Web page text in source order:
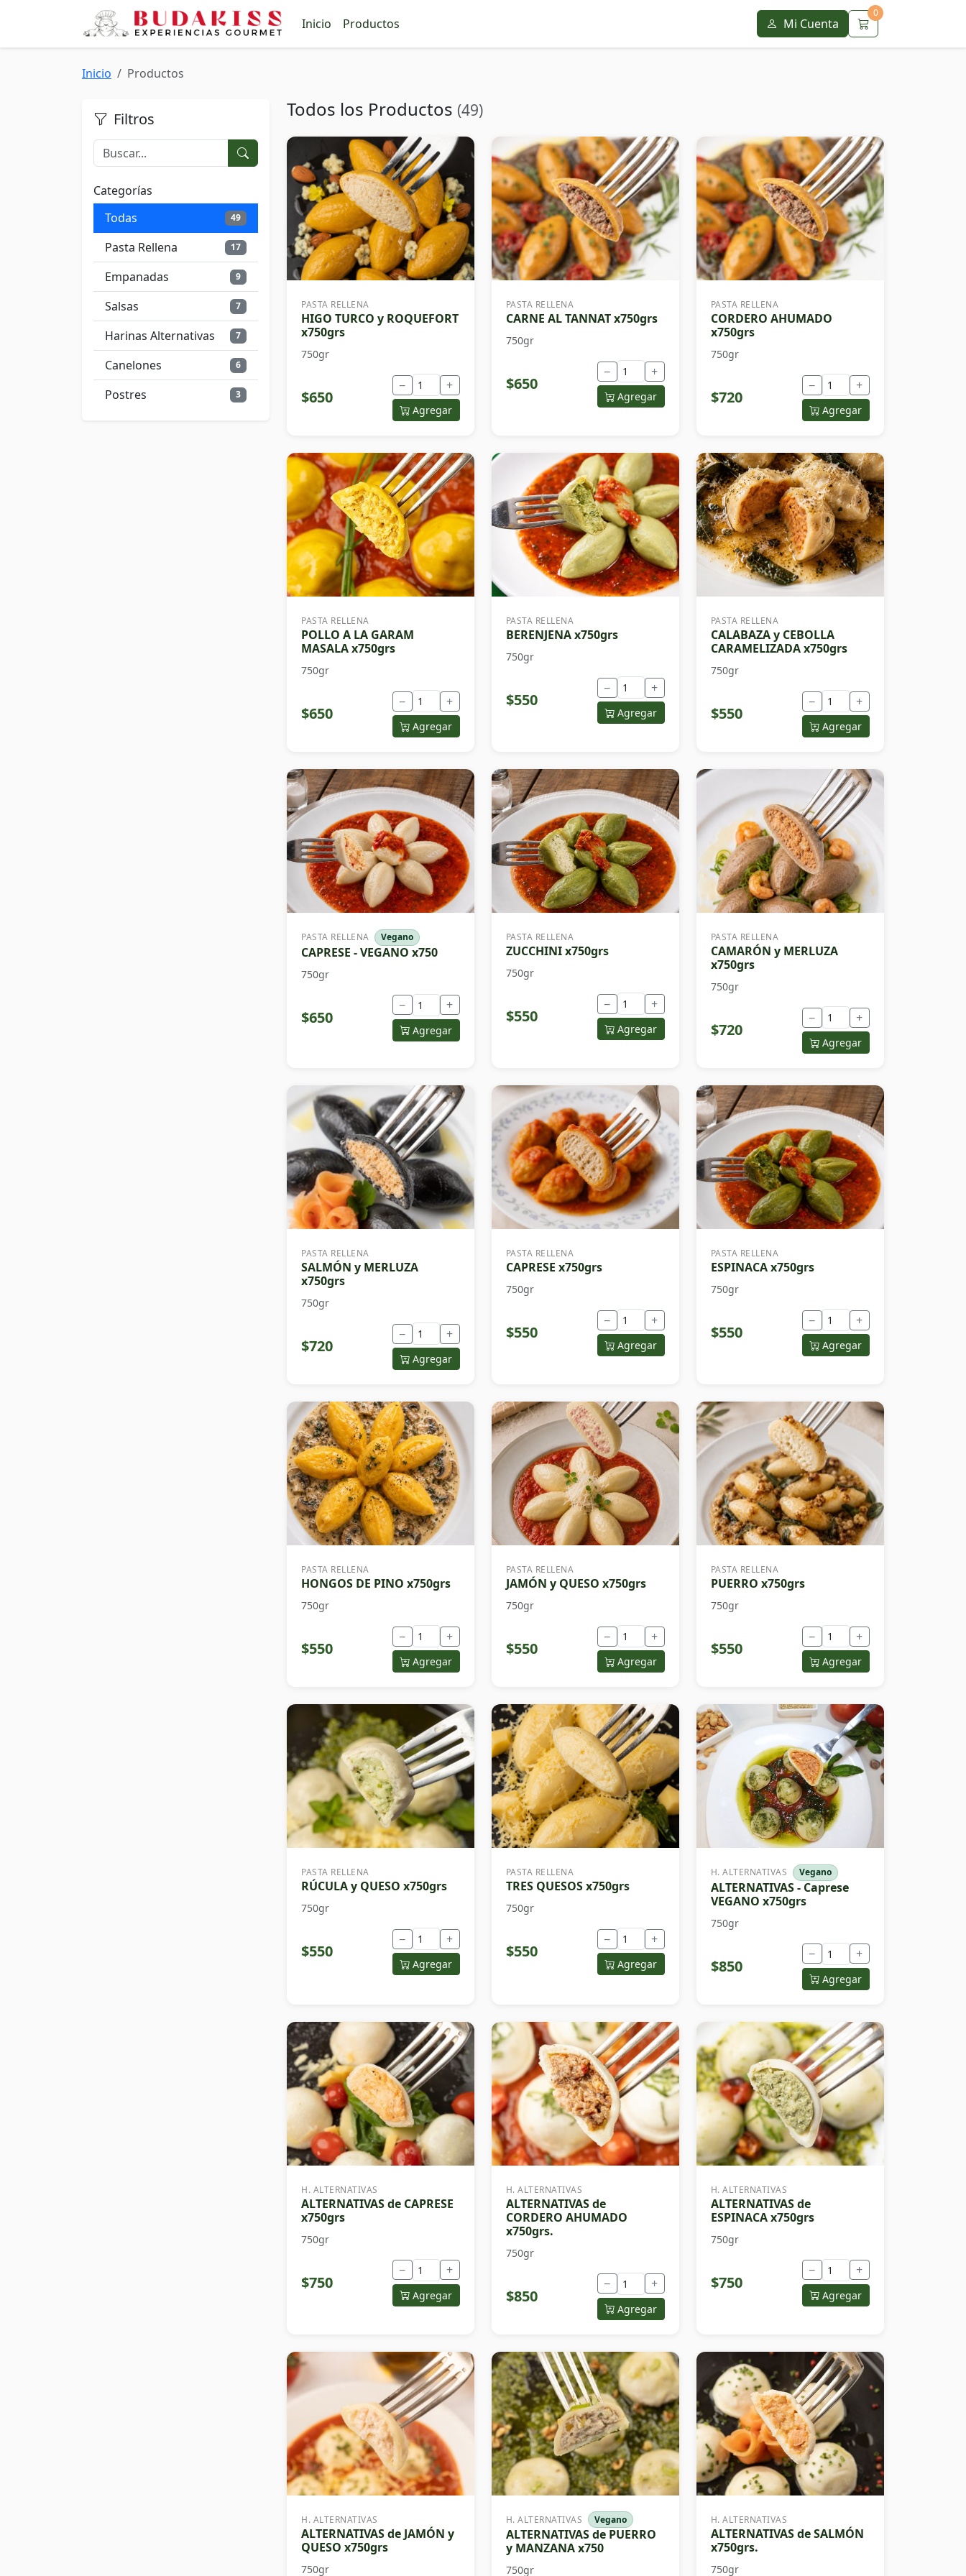
0
Inicio Productos Mi Cuenta
Inicio Productos
Filtros
Categorías
Todas
49
Pasta Rellena 17
Empanadas 9
Salsas 7
Harinas Alternativas 7
Canelones 6
Postres 3
Todos los Productos (49)
PASTA RELLENA
HIGO TURCO y ROQUEFORT
x750grs
750gr
$650
− +
Agregar
PASTA RELLENA
CARNE AL TANNAT x750grs
750gr
$650
− +
Agregar
PASTA RELLENA
CORDERO AHUMADO
x750grs
750gr
$720
− +
Agregar
PASTA RELLENA
POLLO A LA GARAM
MASALA x750grs
750gr
$650
− +
Agregar
PASTA RELLENA
BERENJENA x750grs
750gr
$550
− +
Agregar
PASTA RELLENA
CALABAZA y CEBOLLA
CARAMELIZADA x750grs
750gr
$550
− +
Agregar
PASTA RELLENA Vegano
CAPRESE - VEGANO x750
750gr
$650
− +
Agregar
PASTA RELLENA
ZUCCHINI x750grs
750gr
$550
− +
Agregar
PASTA RELLENA
CAMARÓN y MERLUZA
x750grs
750gr
$720
− +
Agregar
PASTA RELLENA
SALMÓN y MERLUZA
x750grs
750gr
$720
− +
Agregar
PASTA RELLENA
CAPRESE x750grs
750gr
$550
− +
Agregar
PASTA RELLENA
ESPINACA x750grs
750gr
$550
− +
Agregar
PASTA RELLENA
HONGOS DE PINO x750grs
750gr
$550
− +
Agregar
PASTA RELLENA
JAMÓN y QUESO x750grs
750gr
$550
− +
Agregar
PASTA RELLENA
PUERRO x750grs
750gr
$550
− +
Agregar
PASTA RELLENA
RÚCULA y QUESO x750grs
750gr
$550
− +
Agregar
PASTA RELLENA
TRES QUESOS x750grs
750gr
$550
− +
Agregar
H. ALTERNATIVAS Vegano
ALTERNATIVAS - Caprese
VEGANO x750grs
750gr
$850
− +
Agregar
H. ALTERNATIVAS
ALTERNATIVAS de CAPRESE
x750grs
750gr
$750
− +
Agregar
H. ALTERNATIVAS
ALTERNATIVAS de
CORDERO AHUMADO
x750grs.
750gr
$850
− +
Agregar
H. ALTERNATIVAS
ALTERNATIVAS de
ESPINACA x750grs
750gr
$750
− +
Agregar
H. ALTERNATIVAS
ALTERNATIVAS de JAMÓN y
QUESO x750grs
750gr
H. ALTERNATIVAS Vegano
ALTERNATIVAS de PUERRO
y MANZANA x750
750gr
H. ALTERNATIVAS
ALTERNATIVAS de SALMÓN
x750grs.
750gr